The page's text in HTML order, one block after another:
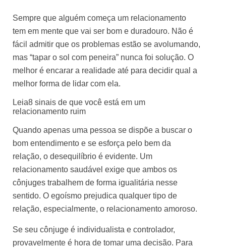
Sempre que alguém começa um relacionamento
tem em mente que vai ser bom e duradouro. Não é
fácil admitir que os problemas estão se avolumando,
mas “tapar o sol com peneira” nunca foi solução. O
melhor é encarar a realidade até para decidir qual a
melhor forma de lidar com ela.
Leia8 sinais de que você está em um
relacionamento ruim
Quando apenas uma pessoa se dispõe a buscar o
bom entendimento e se esforça pelo bem da
relação, o desequilíbrio é evidente. Um
relacionamento saudável exige que ambos os
cônjuges trabalhem de forma igualitária nesse
sentido. O egoísmo prejudica qualquer tipo de
relação, especialmente, o relacionamento amoroso.
Se seu cônjuge é individualista e controlador,
provavelmente é hora de tomar uma decisão. Para